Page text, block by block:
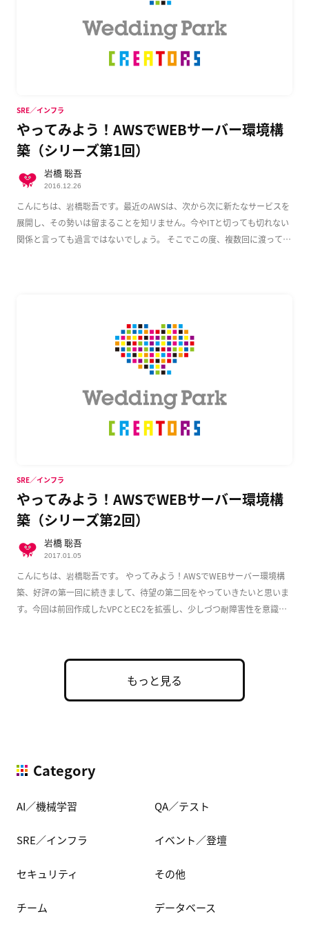
やってみよう！AWSでWEBサーバー環境構
築（シリーズ第1回）
こんにちは、岩橋聡吾です。最近のAWSは、次から次に新たなサービスを
展開し、その勢いは留まることを知リません。今やITと切っても切れない
関係と言っても過言ではないでしょう。 そこでこの度、複数回に渡って
SRE／インフラ
岩橋 聡吾
2016.12.26
やってみよう！AWSでWEBサーバー環境構
築（シリーズ第2回）
こんにちは、岩橋聡吾です。 やってみよう！AWSでWEBサーバー環境構
築、好評の第一回に続きまして、待望の第二回をやっていきたいと思いま
す。今回は前回作成したVPCとEC2を拡張し、少しづつ耐障害性を意識し
SRE／インフラ
岩橋 聡吾
2017.01.05
もっと見る
Category
AI／機械学習 QA／テスト
SRE／インフラ イベント／登壇
セキュリティ その他
チーム データベース